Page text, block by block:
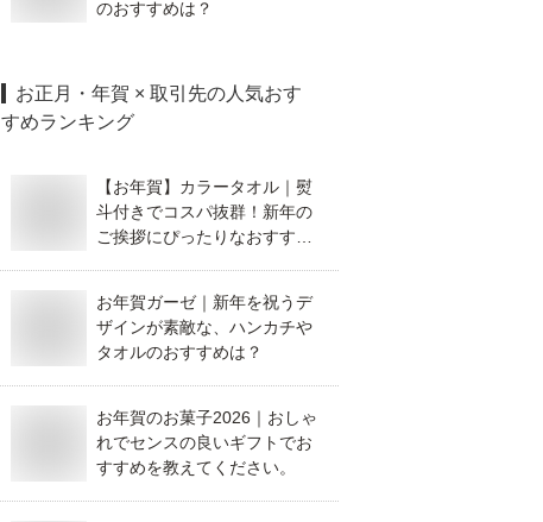
のおすすめは？
お正月・年賀 × 取引先の人気おす
すめランキング
【お年賀】カラータオル｜熨
斗付きでコスパ抜群！新年の
ご挨拶にぴったりなおすすめ
お年賀ガーゼ｜新年を祝うデ
ザインが素敵な、ハンカチや
タオルのおすすめは？
お年賀のお菓子2026｜おしゃ
れでセンスの良いギフトでお
すすめを教えてください。